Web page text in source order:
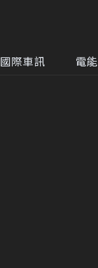
國際車訊 電